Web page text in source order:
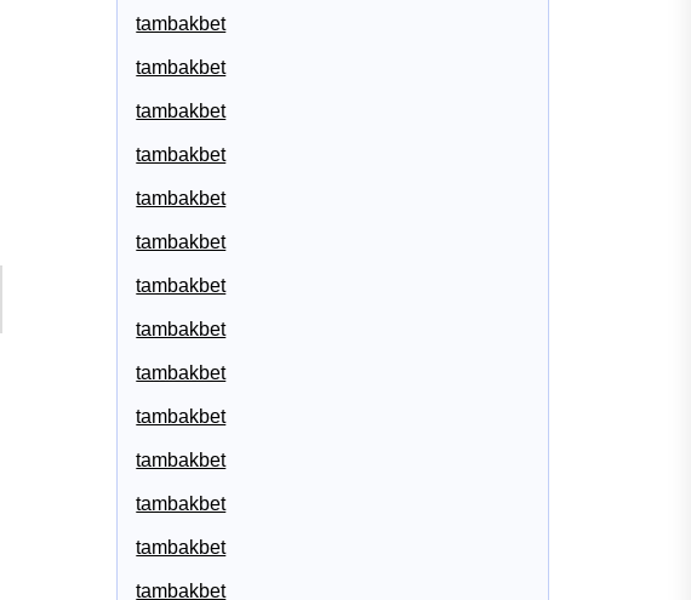
tambakbet
tambakbet
tambakbet
tambakbet
tambakbet
tambakbet
tambakbet
tambakbet
tambakbet
tambakbet
tambakbet
tambakbet
tambakbet
tambakbet